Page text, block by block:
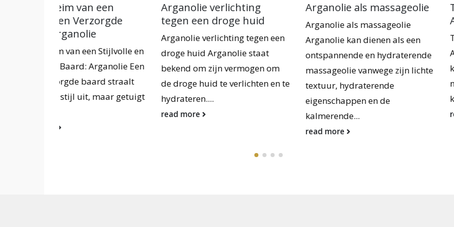
Arganolie verlichting
tegen een droge huid
Arganolie verlichting tegen een
droge huid Arganolie staat
bekend om zijn vermogen om
de droge huid te verlichten en te
hydrateren....
Arganolie als massageolie
Arganolie als massageolie
Arganolie kan dienen als een
ontspannende en hydraterende
massageolie vanwege zijn lichte
textuur, hydraterende
eigenschappen en de
kalmerende...
Tips tegen Puistjes en
Acne met Arganolie
Tips tegen Puistjes en
Arganolie Puistjes en acne
kunnen soms hardnekkig
maar de natuur biedt een
krachtig geheim...
read more